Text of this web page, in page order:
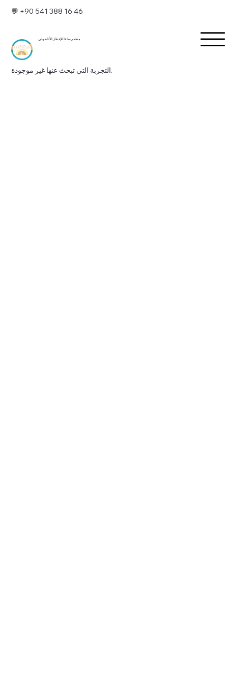
💬 +90 541 388 16 46
مطعم سا فا للإفطار الأناضولي
التجربة التي تبحث عنها غير موجودة.